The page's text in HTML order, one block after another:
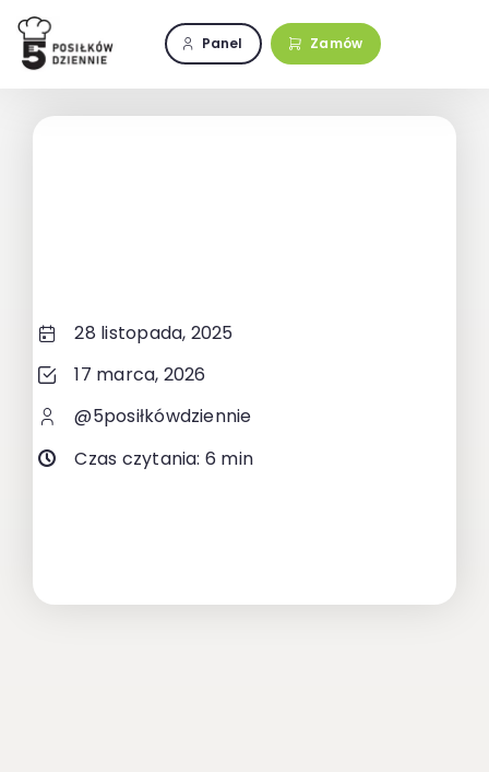
Przejdź
zawartości
Panel Zamów
28 listopada, 2025
17 marca, 2026
@5posiłkówdziennie
Czas czytania: 6 min